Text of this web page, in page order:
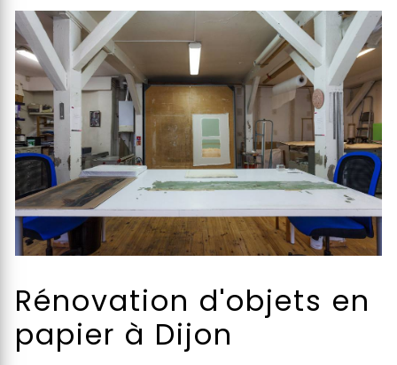
Rénovation d'objets en
papier à Dijon